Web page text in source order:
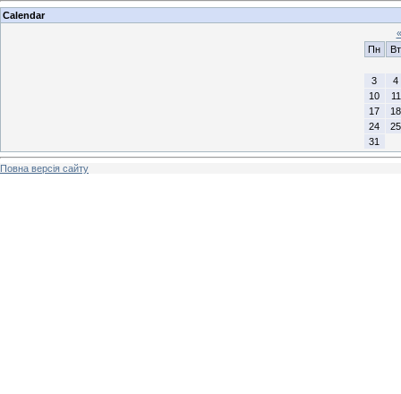
Calendar
«
Пн
Вт
3
4
10
11
17
18
24
25
31
Повна версія сайту